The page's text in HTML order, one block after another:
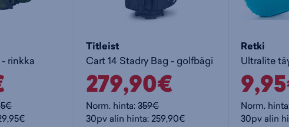
rinkka
Titleist
Cart 14 Stadry Bag - golfbägi
279,90€
Norm. hinta:359€
30pv alin hinta: 259,90€
Retki
Ultralite
Norm.
30pv alin